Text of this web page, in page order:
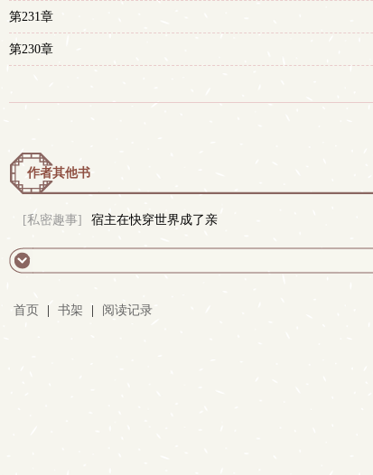
第231章
第230章
作者其他书
[私密趣事] 宿主在快穿世界成了亲
首页 书架 阅读记录